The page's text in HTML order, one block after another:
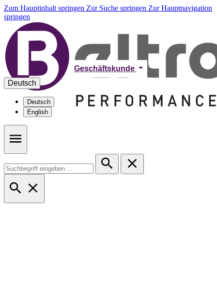
Zum Hauptinhalt springen Zur Suche springen Zur Hauptnavigation
springen
Geschäftskunde
Deutsch
Deutsch
English